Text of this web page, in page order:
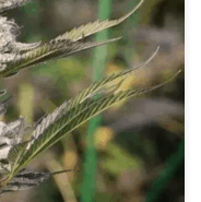
przychodzi na
są klasykami
prawdziwą
hodowli, jak i
Haze, Original